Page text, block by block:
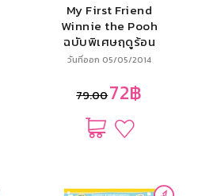
My First Friend
Winnie the Pooh
ฉบับพิเศษฤดูร้อน
Summer Special
วันที่ออก 05/05/2014
79.0072฿